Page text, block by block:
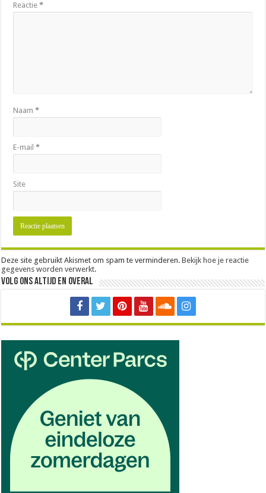
Reactie*
Naam*
E-mail*
Site
Deze site gebruikt Akismet om spam te verminderen.Bekijk hoe je reactie
gegevens worden verwerkt.
Volg ons altijd en overal